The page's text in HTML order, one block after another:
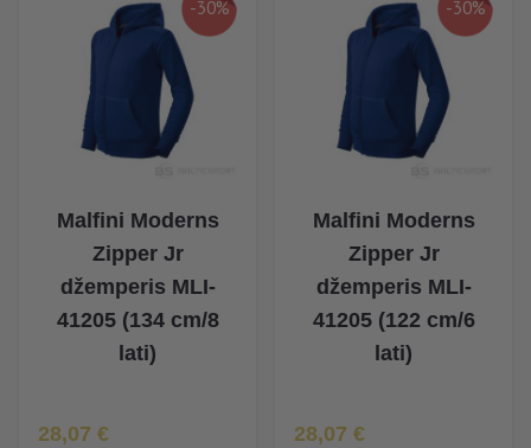
-30%
Malfini Moderns
Zipper Jr
džemperis MLI-
41205 (134 cm/8
lati)
Īpaša Cena
28,07 €
-30%
Malfini Moderns
Zipper Jr
džemperis MLI-
41205 (122 cm/6
lati)
Īpaša Cena
28,07 €